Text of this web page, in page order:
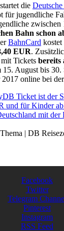
startet die
für jugendliche
zwischen
Bahn schon
BahnCard
EUR.
Tickets bereits
August bis 30.
online bei
Ticket ist der
und für Kinder
mit der
| DB
Facebook
Twitter
Telegram
Pinterest
Instagram
RSS Feed